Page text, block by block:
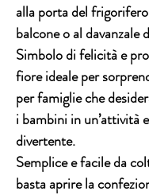
alla porta del
balcone o al davanzale
Simbolo difelicità e
fiore ideale per
per famiglie che
i bambini in un’attività
divertente.
Semplice e facile da
basta aprire la